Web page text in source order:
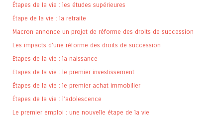
Étapes de la vie : les études supérieures
Étape de la vie : la retraite
Macron annonce un projet de réforme des droits de succession
Les impacts d’une réforme des droits de succession
Etapes de la vie : la naissance
Etapes de la vie : le premier investissement
Étapes de la vie : le premier achat immobilier
Étapes de la vie : l’adolescence
Le premier emploi : une nouvelle étape de la vie